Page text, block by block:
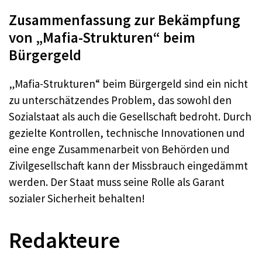
Zusammenfassung zur Bekämpfung
von „Mafia-Strukturen“ beim
Bürgergeld
„Mafia-Strukturen“ beim Bürgergeld sind ein nicht
zu unterschätzendes Problem, das sowohl den
Sozialstaat als auch die Gesellschaft bedroht. Durch
gezielte Kontrollen, technische Innovationen und
eine enge Zusammenarbeit von Behörden und
Zivilgesellschaft kann der Missbrauch eingedämmt
werden. Der Staat muss seine Rolle als Garant
sozialer Sicherheit behalten!
Redakteure